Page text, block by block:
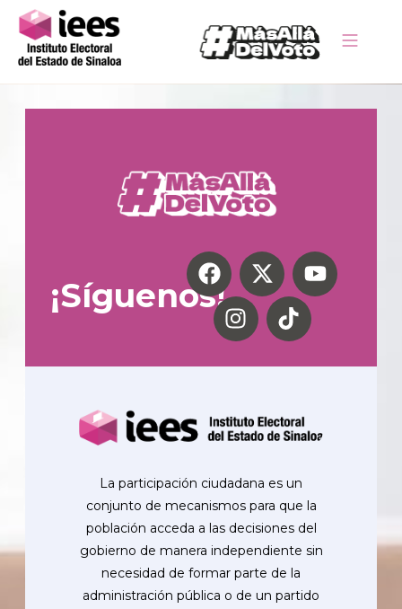
¡Síguenos!
La participación ciudadana es un
conjunto de mecanismos para que la
población acceda a las decisiones del
gobierno de manera independiente sin
necesidad de formar parte de la
administración pública o de un partido